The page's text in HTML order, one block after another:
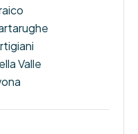
Valle